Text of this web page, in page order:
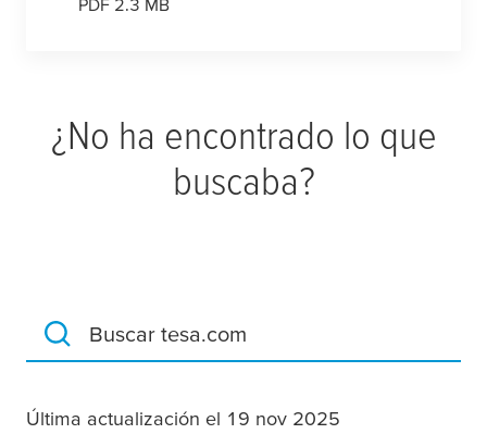
PDF 2.3 MB
¿No ha encontrado lo que
buscaba?
Buscar tesa.com
Última actualización el 19 nov 2025